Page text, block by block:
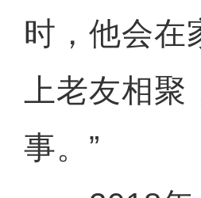
时，他会在
上老友相
事。”